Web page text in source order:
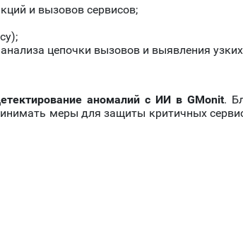
и вызовов сервисов;
цепочки вызовов и выявления
аномалий с ИИ в GMonit.
меры для защиты критичных